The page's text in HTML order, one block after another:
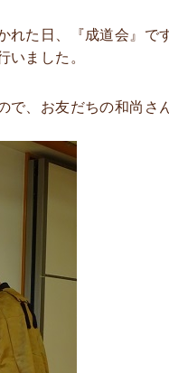
れた日、『成道会』で
いました。
で、お友だちの和尚さ